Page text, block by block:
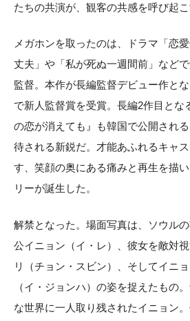
たちの共演が、観客の共感を呼び起こ
メガホンを取ったのは、ドラマ「恋
丈夫」や「私が死ぬ一週間前」など
監督。本作が長編監督デビュー作と
で新人監督賞を受賞。長編2作目とな
の恋が消えても』も韓国で公開され
待される新鋭だ。才能あふれるキャ
す、笑顔の奥にある痛みと再生を描
リーが誕生した。
解禁となった。場面写真は、ソウル
公イニョン（イ・レ）、彼女を敵対
リ（チョン・スビン）、そしてイニ
（イ・ジョンハ）の姿を捉えたもの
な世界に一人取り残されたイニョン